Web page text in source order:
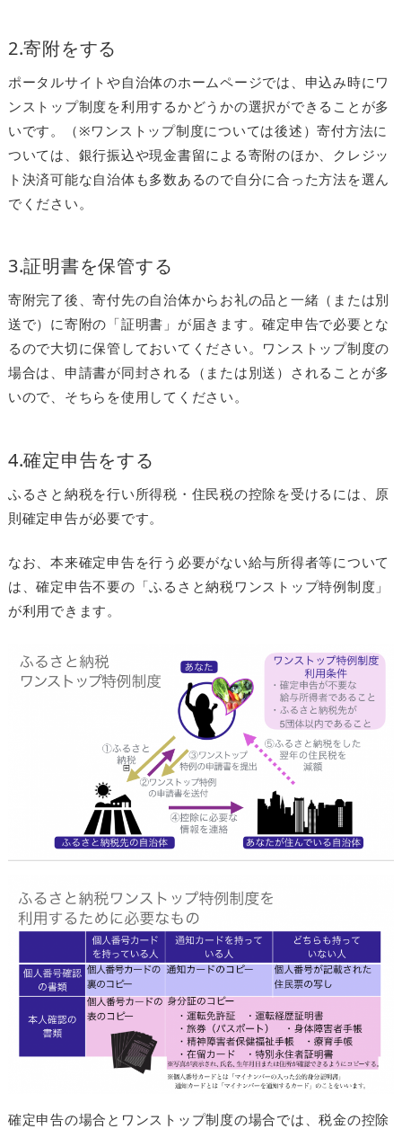
2.寄附をする
ポータルサイトや自治体のホームページでは、申込み時にワ
ンストップ制度を利用するかどうかの選択ができることが多
いです。（※ワンストップ制度については後述）寄付方法に
ついては、銀行振込や現金書留による寄附のほか、クレジッ
ト決済可能な自治体も多数あるので自分に合った方法を選ん
でください。
3.証明書を保管する
寄附完了後、寄付先の自治体からお礼の品と一緒（または別
送で）に寄附の「証明書」が届きます。確定申告で必要とな
るので大切に保管しておいてください。ワンストップ制度の
場合は、申請書が同封される（または別送）されることが多
いので、そちらを使用してください。
4.確定申告をする
ふるさと納税を行い所得税・住民税の控除を受けるには、原
則確定申告が必要です。
なお、本来確定申告を行う必要がない給与所得者等について
は、確定申告不要の「ふるさと納税ワンストップ特例制度」
が利用できます。
確定申告の場合とワンストップ制度の場合では、税金の控除